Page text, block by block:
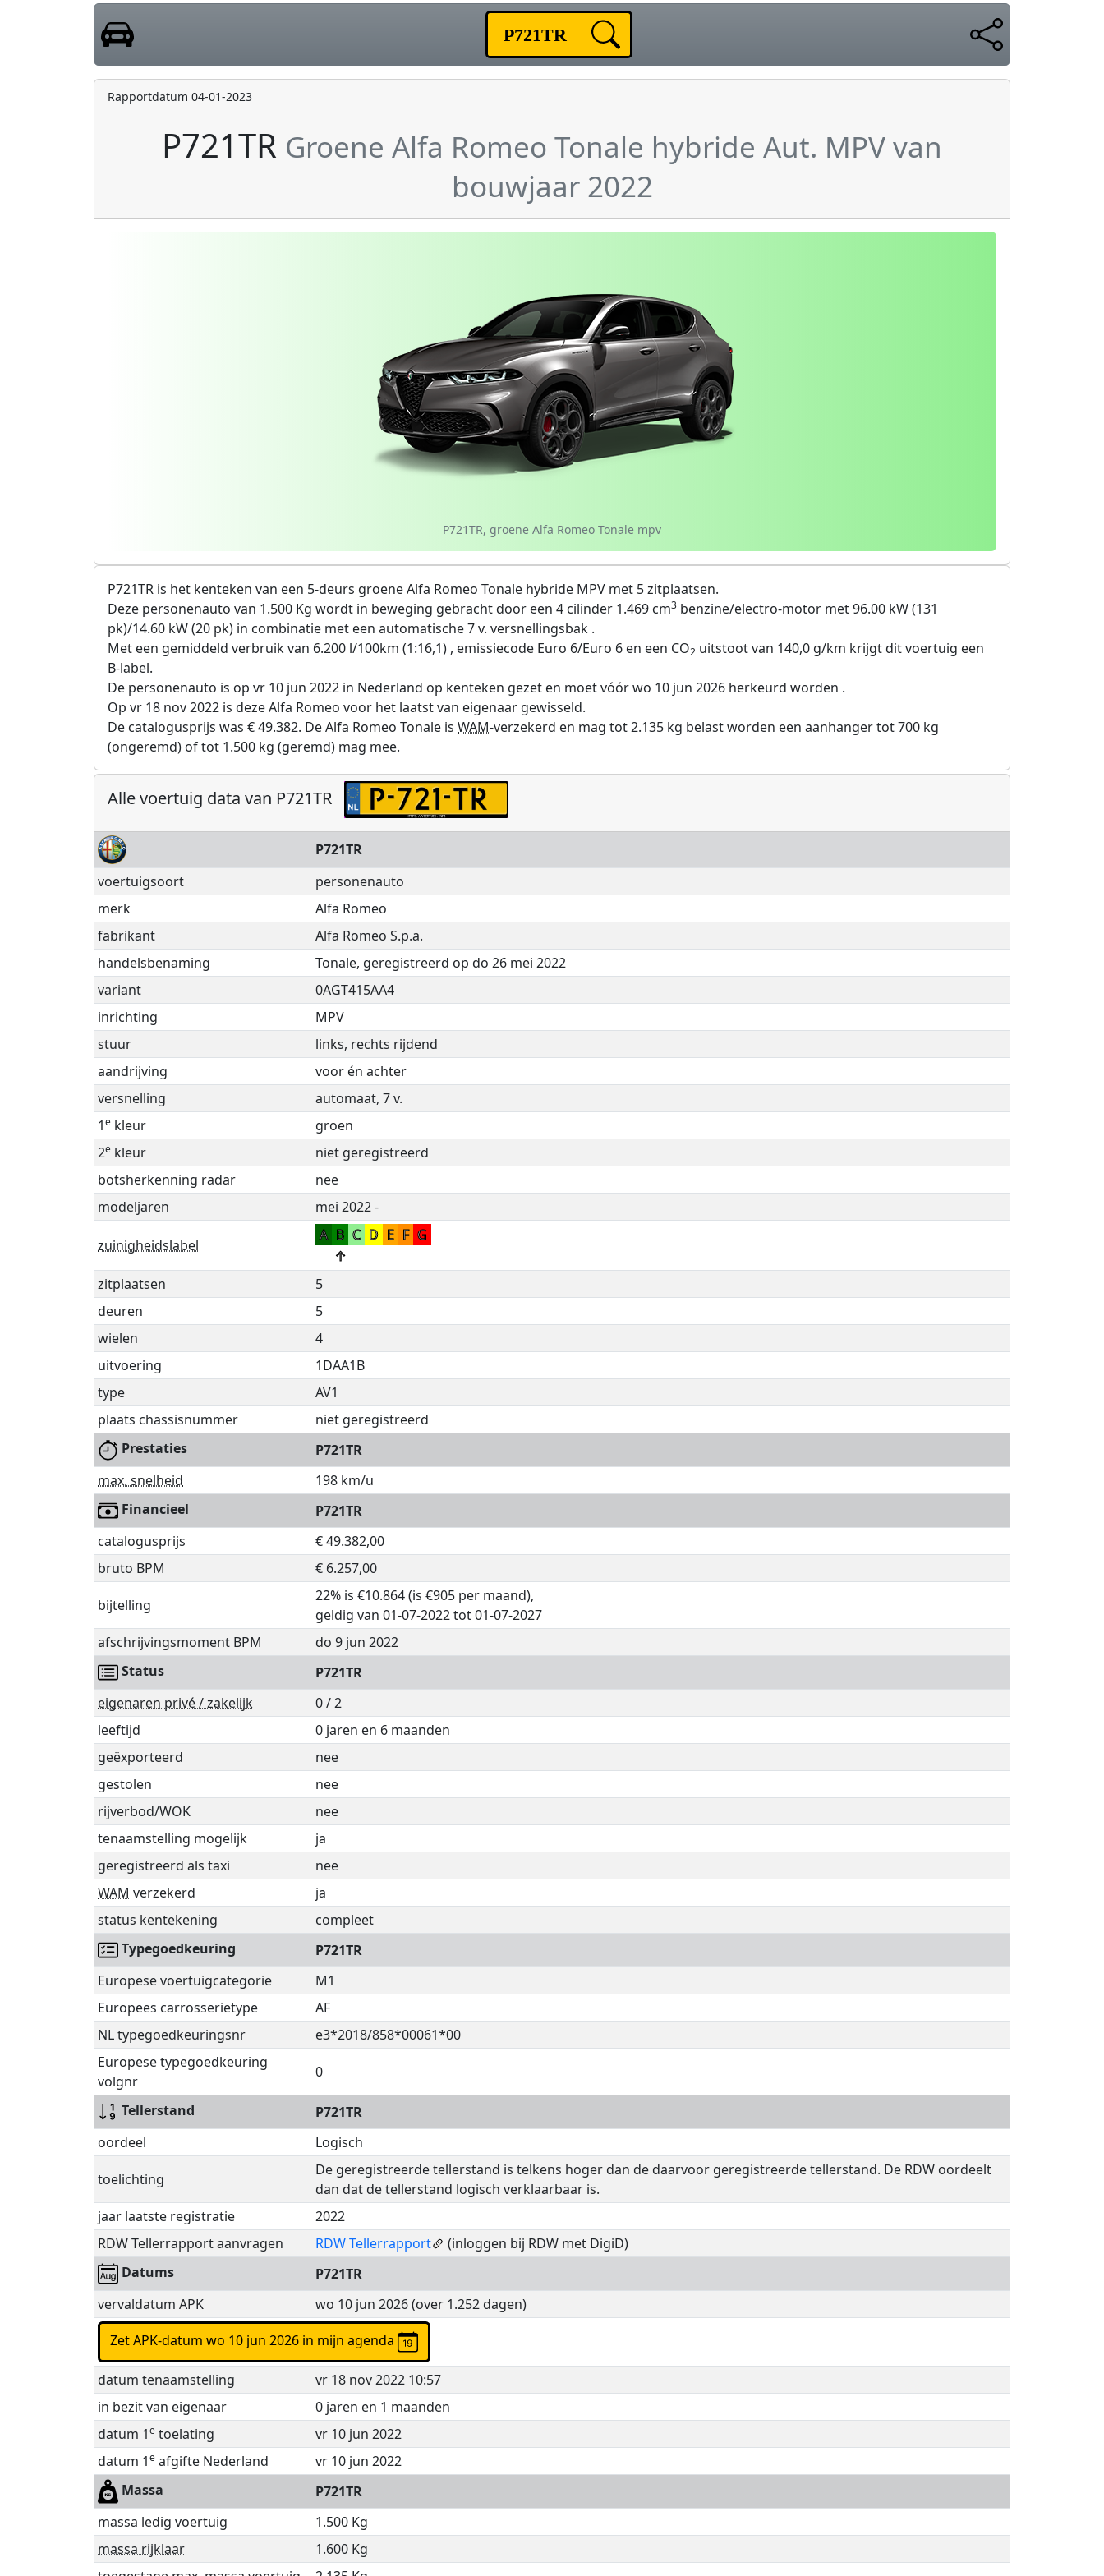
Rapportdatum 04-01-2023
P721TR Groene Alfa Romeo Tonale hybride Aut. MPV van
bouwjaar 2022
P721TR, groene Alfa Romeo Tonale mpv
P721TR is het kenteken van een 5-deurs groene Alfa Romeo Tonale hybride MPV met 5 zitplaatsen.
Deze personenauto van 1.500 Kg wordt in beweging gebracht door een 4 cilinder 1.469 cm3 benzine/electro-motor met 96.00 kW (131
pk)/14.60 kW (20 pk) in combinatie met een automatische 7 v. versnellingsbak .
Met een gemiddeld verbruik van 6.200 l/100km (1:16,1) , emissiecode Euro 6/Euro 6 en een CO2 uitstoot van 140,0 g/km krijgt dit voertuig een
B-label.
De personenauto is op vr 10 jun 2022 in Nederland op kenteken gezet en moet vóór wo 10 jun 2026 herkeurd worden .
Op vr 18 nov 2022 is deze Alfa Romeo voor het laatst van eigenaar gewisseld.
De catalogusprijs was € 49.382. De Alfa Romeo Tonale is WAM-verzekerd en mag tot 2.135 kg belast worden een aanhanger tot 700 kg
(ongeremd) of tot 1.500 kg (geremd) mag mee.
Alle voertuig data van P721TR
P721TR
voertuigsoort
personenauto
merk
Alfa Romeo
fabrikant
Alfa Romeo S.p.a.
handelsbenaming
Tonale, geregistreerd op do 26 mei 2022
variant
0AGT415AA4
inrichting
MPV
stuur
links, rechts rijdend
aandrijving
voor én achter
versnelling
automaat, 7 v.
1e kleur
groen
2e kleur
niet geregistreerd
botsherkenning radar
nee
modeljaren
mei 2022 -
zuinigheidslabel
A B C D E F G
↑
zitplaatsen
5
deuren
5
wielen
4
uitvoering
1DAA1B
type
AV1
plaats chassisnummer
niet geregistreerd
Prestaties
P721TR
max. snelheid
198 km/u
Financieel
P721TR
catalogusprijs
€ 49.382,00
bruto BPM
€ 6.257,00
bijtelling
22% is €10.864 (is €905 per maand),
geldig van 01-07-2022 tot 01-07-2027
afschrijvingsmoment BPM
do 9 jun 2022
Status
P721TR
eigenaren privé / zakelijk
0 / 2
leeftijd
0 jaren en 6 maanden
geëxporteerd
nee
gestolen
nee
rijverbod/WOK
nee
tenaamstelling mogelijk
ja
geregistreerd als taxi
nee
WAM verzekerd
ja
status kentekening
compleet
Typegoedkeuring
P721TR
Europese voertuigcategorie
M1
Europees carrosserietype
AF
NL typegoedkeuringsnr
e3*2018/858*00061*00
Europese typegoedkeuring
volgnr
0
Tellerstand
P721TR
oordeel
Logisch
toelichting
De geregistreerde tellerstand is telkens hoger dan de daarvoor geregistreerde tellerstand. De RDW oordeelt
dan dat de tellerstand logisch verklaarbaar is.
jaar laatste registratie
2022
RDW Tellerrapport aanvragen
RDW Tellerrapport
(inloggen bij RDW met DigiD)
Datums
P721TR
vervaldatum APK
wo 10 jun 2026 (over 1.252 dagen)
Zet APK-datum wo 10 jun 2026 in mijn agenda
datum tenaamstelling
vr 18 nov 2022 10:57
in bezit van eigenaar
0 jaren en 1 maanden
datum 1e toelating
vr 10 jun 2022
datum 1e afgifte Nederland
vr 10 jun 2022
Massa
P721TR
massa ledig voertuig
1.500 Kg
massa rijklaar
1.600 Kg